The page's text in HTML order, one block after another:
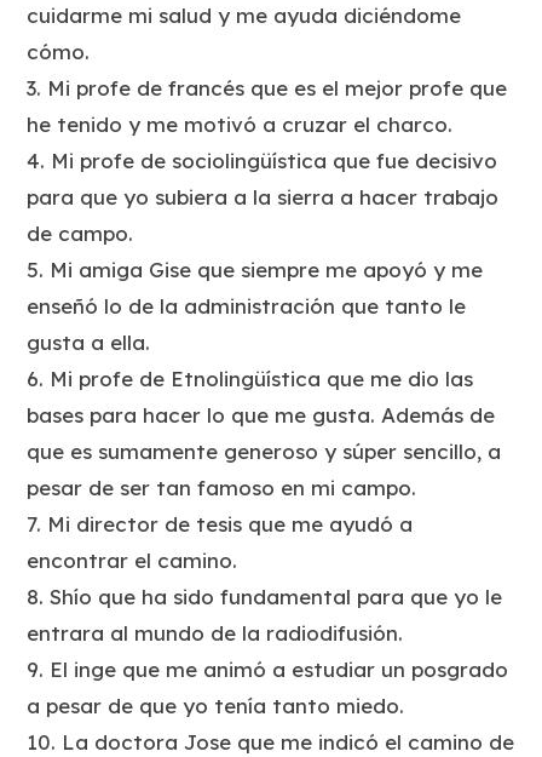
cuidarme mi salud y me ayuda diciéndome
cómo.
3. Mi profe de francés que es el mejor profe que
he tenido y me motivó a cruzar el charco.
4. Mi profe de sociolingüística que fue decisivo
para que yo subiera a la sierra a hacer trabajo
de campo.
5. Mi amiga Gise que siempre me apoyó y me
enseñó lo de la administración que tanto le
gusta a ella.
6. Mi profe de Etnolingüística que me dio las
bases para hacer lo que me gusta. Además de
que es sumamente generoso y súper sencillo, a
pesar de ser tan famoso en mi campo.
7. Mi director de tesis que me ayudó a
encontrar el camino.
8. Shío que ha sido fundamental para que yo le
entrara al mundo de la radiodifusión.
9. El inge que me animó a estudiar un posgrado
a pesar de que yo tenía tanto miedo.
10. La doctora Jose que me indicó el camino de